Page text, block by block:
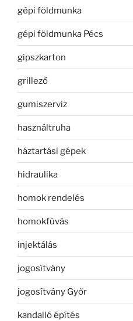
gépi földmunka
gépi földmunka Pécs
gipszkarton
grillező
gumiszerviz
használtruha
háztartási gépek
hidraulika
homok rendelés
homokfúvás
injektálás
jogosítvány
jogosítvány Győr
kandalló építés